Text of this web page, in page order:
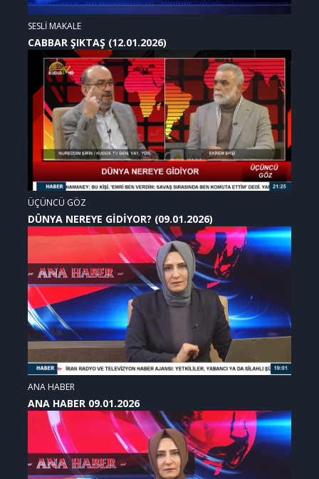
SESLİ MAKALE
CABBAR ŞIKTAŞ (12.01.2026)
ÜÇÜNCÜ GÖZ
DÜNYA NEREYE GİDİYOR? (09.01.2026)
ANA HABER
ANA HABER 09.01.2026